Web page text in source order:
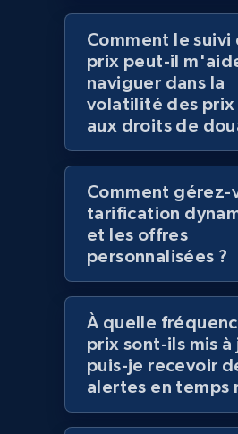
more.
2.1K+ 375+
Amazon products global
products by specific
Title, Seller name, Brand,
price, Currency, Availability,
2.1K+ 375+
Amazon products global
Collecting products by
Comment le suivi
prix peut-il
naviguer dans la
volatilité des prix
aux droits de
Comment gérez-
tarification
et les offres
personnalisées ?
À quelle
prix sont-ils mis à
puis-je recevoir
alertes en temps